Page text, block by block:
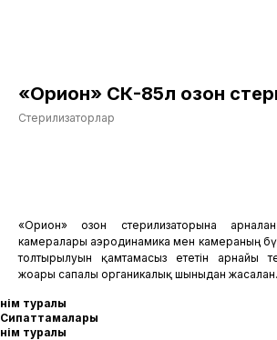
«Орион» СК-85л озон
Стерилизаторлар
«Орион» озон стерилизаторына
камералары аэродинамика мен камераның
толтырылуын қамтамасыз ететін арнайы
жоғары сапалы органикалық шыныдан жасалған.
Өнім туралы
Сипаттамалары
Өнім туралы